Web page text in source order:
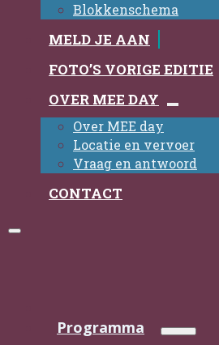
Blokkenschema
MELD JE AAN
FOTO’S VORIGE EDITIE
OVER MEE DAY
Over MEE day
Locatie en vervoer
Vraag en antwoord
CONTACT
Programma